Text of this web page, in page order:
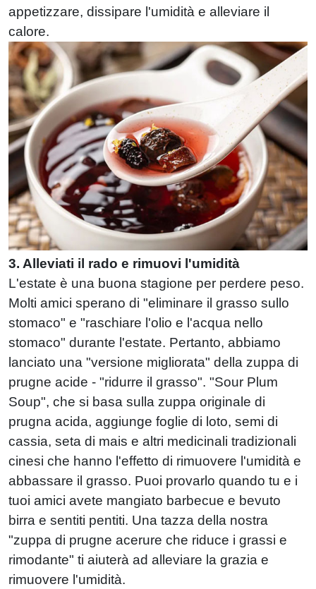
appetizzare, dissipare l'umidità e alleviare il
calore.
3. Alleviati il ​​rado e rimuovi l'umidità
L'estate è una buona stagione per perdere peso.
Molti amici sperano di "eliminare il grasso sullo
stomaco" e "raschiare l'olio e l'acqua nello
stomaco" durante l'estate. Pertanto, abbiamo
lanciato una "versione migliorata" della zuppa di
prugne acide - "ridurre il grasso". "Sour Plum
Soup", che si basa sulla zuppa originale di
prugna acida, aggiunge foglie di loto, semi di
cassia, seta di mais e altri medicinali tradizionali
cinesi che hanno l'effetto di rimuovere l'umidità e
abbassare il grasso. Puoi provarlo quando tu e i
tuoi amici avete mangiato barbecue e bevuto
birra e sentiti pentiti. Una tazza della nostra
"zuppa di prugne acerure che riduce i grassi e
rimodante" ti aiuterà ad alleviare la grazia e
rimuovere l'umidità.